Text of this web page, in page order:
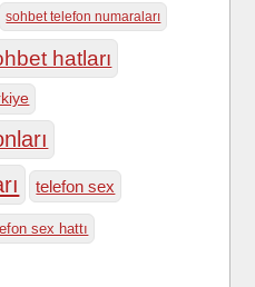
sohbet telefon numaraları
hatları
telefon sex
sex hattı